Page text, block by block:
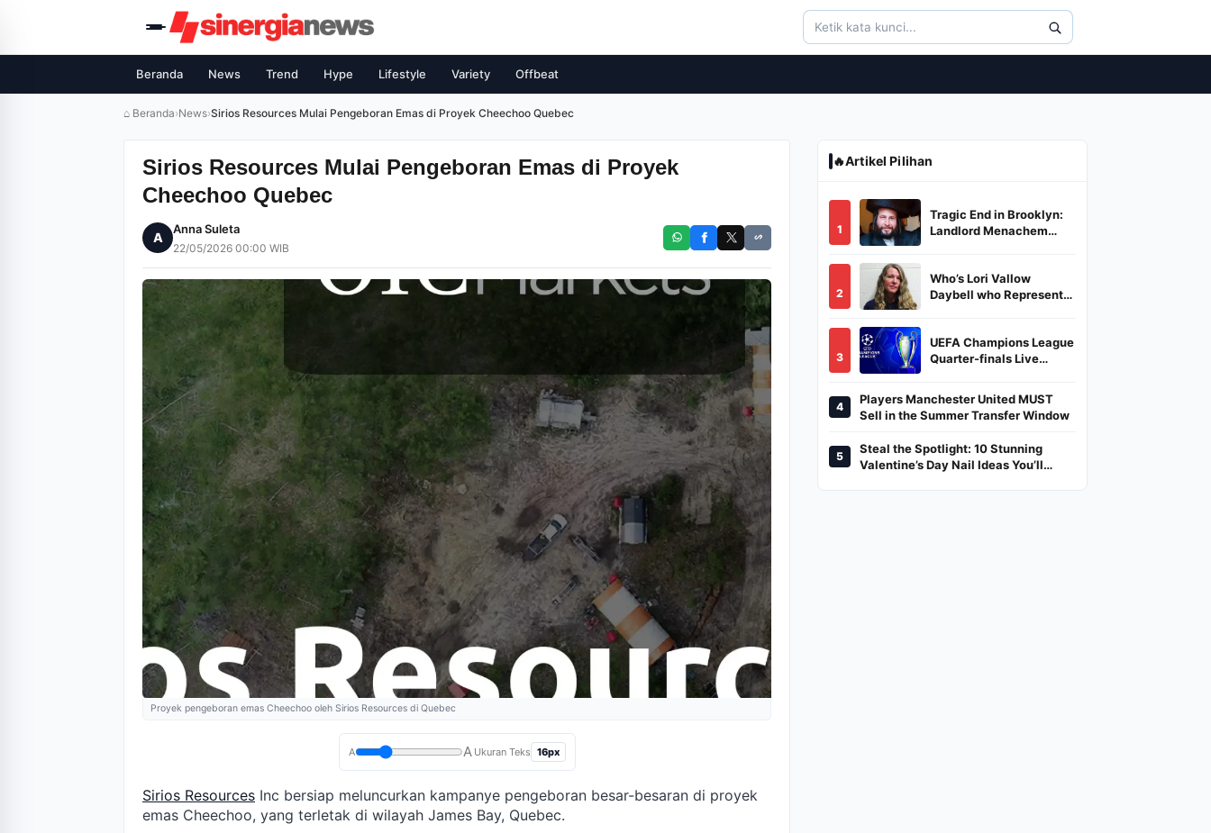
Beranda News Trend Hype Lifestyle Variety Offbeat
⌂ Beranda›News›Sirios Resources Mulai Pengeboran Emas di Proyek Cheechoo Quebec
Sirios Resources Mulai Pengeboran Emas di Proyek
Cheechoo Quebec
A
Anna Suleta
22/05/2026 00:00 WIB
Proyek pengeboran emas Cheechoo oleh Sirios Resources di Quebec
A A Ukuran Teks 16px
Sirios Resources Inc bersiap meluncurkan kampanye pengeboran besar-besaran di proyek
emas Cheechoo, yang terletak di wilayah James Bay, Quebec.
🔥Artikel Pilihan
1
Tragic End in Brooklyn:
Landlord Menachem
Burned in a Dumpster
2
Who’s Lori Vallow
Daybell who Represents
3
UEFA Champions League
Quarter-finals Live
And Where To Watch
4
Players Manchester United MUST
Sell in the Summer Transfer Window
5
Steal the Spotlight: 10 Stunning
Valentine’s Day Nail Ideas You’ll